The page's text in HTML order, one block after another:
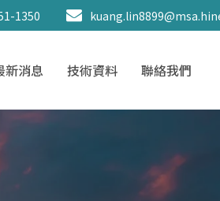
1350
新消息 技術資料 聯絡我們